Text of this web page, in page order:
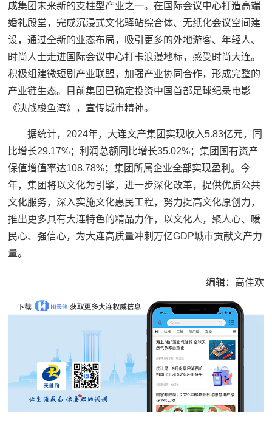
成集团未来新的支柱型产业之一。在国际会议中心打造高端
婚礼殿堂，完成沉浸式文化驿站综合体、无纸化会议空间建
设，通过全新的业态布局，吸引更多的外地游客、年轻人、
时尚人士走进国际会议中心打卡浪漫地标，感受时尚大连。
积极组建微短剧产业联盟，加强产业协同合作，形成完整的
产业链生态。目前集团已确定投资中国首部足球纪录电影
《决战梭鱼湾》，宣传城市精神。
据统计，2024年，大连文产集团实现收入5.83亿元，同
比增长29.17%；利润总额同比增长35.02%；集团国有资产
保值增值率达108.78%；集团所属企业全部实现盈利。今
年，集团将以文化为引擎，进一步深化改革，提供优质公共
文化服务，深入实施文化惠民工程，努力提高文化原创力，
推出更多具有大连特色的精品力作，以文化人，聚人心、暖
民心、强信心，为大连高质量冲刺万亿GDP城市贡献文产力
量。
编辑：高佳欢